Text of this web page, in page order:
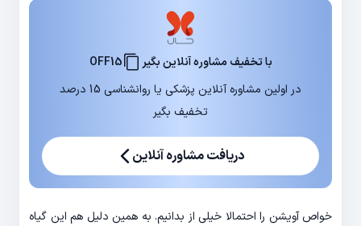
با تخفیف مشاوره آنلاین بگیر
OFF15
در اولین مشاوره آنلاین پزشکی یا روانشناسی 15 درصد
تخفیف بگیر
دریافت مشاوره آنلاین
خواص آویشن را احتمالا خیلی از بدانیم. به همین دلیل هم این گیاه